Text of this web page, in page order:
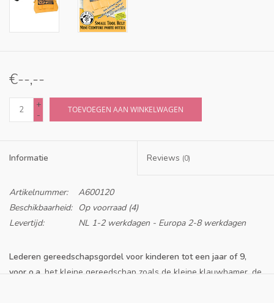
€--,--
+
-
TOEVOEGEN AAN WINKELWAGEN
Informatie Reviews (0)
Artikelnummer:
A600120
Beschikbaarheid:
Op voorraad(4)
Levertijd:
NL 1-2 werkdagen - Europa 2-8 werkdagen
Lederen gereedschapsgordel voor kinderen tot een jaar of 9,
voor o.a. het kleine gereedschap zoals de kleine klauwhamer, de